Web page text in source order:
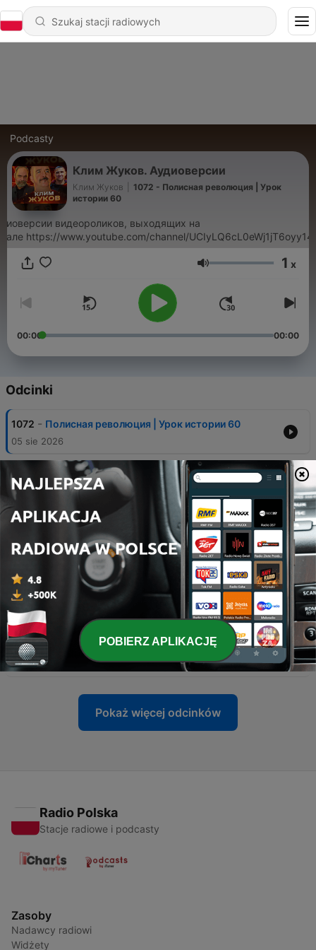
Podcasty
Клим Жуков. Аудиоверсии
Клим Жуков
1072 - Полисная революция | Урок
истории 60
видеороликов, выходящих на
https://www.youtube.com/channel/
Głośność 1 x
00:00 00:00
Odcinki
1072 - Полисная революция | Урок истории 60
05 sie 2026
Глобус военной истории Мединского: о новом
учебнике
03 sie 2026
1070 - Гоплитская революция | Урок истории 59
31 lip 2026
Битва за Белоруссию: контрудар СССР под
Сенно, начало Витебского сражения | Жуков и
Исаев. 1941
24 lip 2026
1068 - Московское вооружённое восстание | Первая
русская революция № 10
24 lip 2026
Pokaż więcej odcinków
Radio Polska
Stacje radiowe i podcasty
Zasoby
Nadawcy radiowi
Widżety
POBIERZ APLIKACJĘ